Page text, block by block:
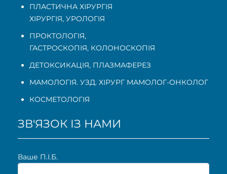
ПЛАСТИЧНА ХІРУРГІЯ
ХІРУРГІЯ, УРОЛОГІЯ
ПРОКТОЛОГІЯ,
ГАСТРОСКОПІЯ, КОЛОНОСКОПІЯ
ДЕТОКСИКАЦІЯ, ПЛАЗМАФЕРЕЗ
МАМОЛОГІЯ. УЗД. ХІРУРГ МАМОЛОГ-ОНКОЛОГ
КОСМЕТОЛОГІЯ
ЗВ'ЯЗОК ІЗ НАМИ
Ваше П.I.Б.